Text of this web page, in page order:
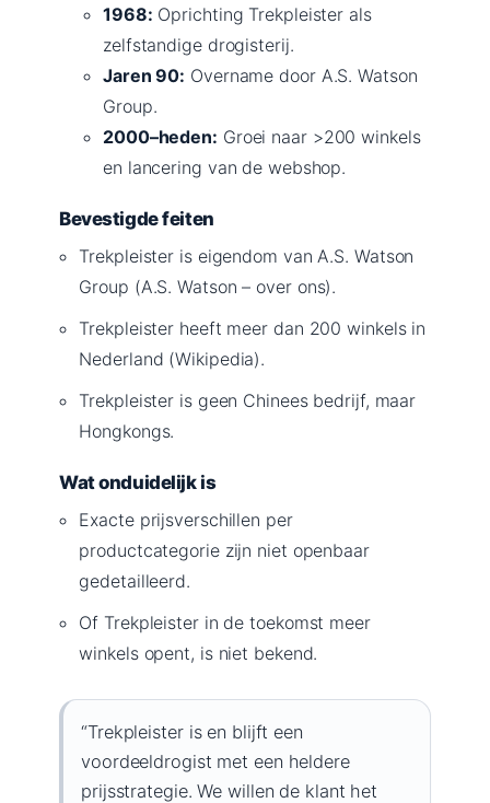
1968: Oprichting Trekpleister als
zelfstandige drogisterij.
Jaren 90: Overname door A.S. Watson
Group.
2000–heden: Groei naar >200 winkels
en lancering van de webshop.
Bevestigde feiten
Trekpleister is eigendom van A.S. Watson
Group (A.S. Watson – over ons).
Trekpleister heeft meer dan 200 winkels in
Nederland (Wikipedia).
Trekpleister is geen Chinees bedrijf, maar
Hongkongs.
Wat onduidelijk is
Exacte prijsverschillen per
productcategorie zijn niet openbaar
gedetailleerd.
Of Trekpleister in de toekomst meer
winkels opent, is niet bekend.
“Trekpleister is en blijft een
voordeeldrogist met een heldere
prijsstrategie. We willen de klant het